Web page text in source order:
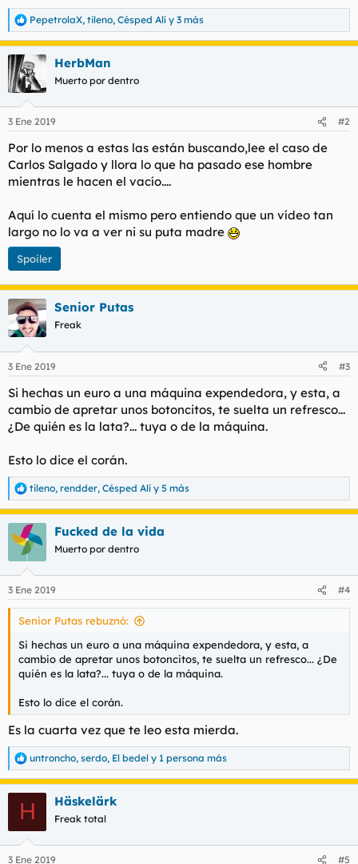
R
e
a
c
c
i
e
:
PepetrolaX, tileno, Césped Alí y 3 más
HerbMan
Muerto por dentro
3 Ene 2019 #2
Por lo menos a estas las están buscando,lee el caso de
Carlos Salgado y llora lo que ha pasado ese hombre
mientras le hacen el vacío....
Aquí lo cuenta el mismo pero entiendo que un vídeo tan
largo no lo va a ver ni su puta madre
Spoiler
Senior Putas
Freak
3 Ene 2019 #3
Si hechas un euro a una máquina expendedora, y esta, a
cambio de apretar unos botoncitos, te suelta un refresco...
¿De quién es la lata?... tuya o de la máquina.
Esto lo dice el corán.
R
e
a
c
c
e
s
tileno, rendder, Césped Alí y 5 más
Fucked de la vida
Muerto por dentro
3 Ene 2019 #4
Senior Putas rebuznó:
Si hechas un euro a una máquina expendedora, y esta, a
cambio de apretar unos botoncitos, te suelta un refresco... ¿De
quién es la lata?... tuya o de la máquina.
Esto lo dice el corán.
Es la cuarta vez que te leo esta mierda.
R
e
a
untroncho, serdo, El bedel y 1 persona más
H Häskelärk
Freak total
3 Ene 2019 #5